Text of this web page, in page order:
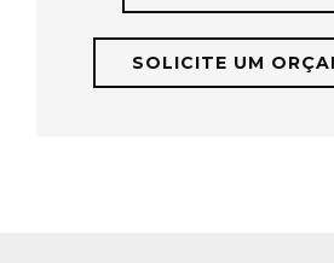
SOLICITE UM